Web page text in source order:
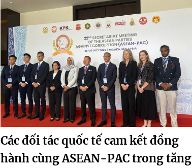
Các đối tác quốc tế cam kết đồng
hành cùng ASEAN-PAC trong tăng